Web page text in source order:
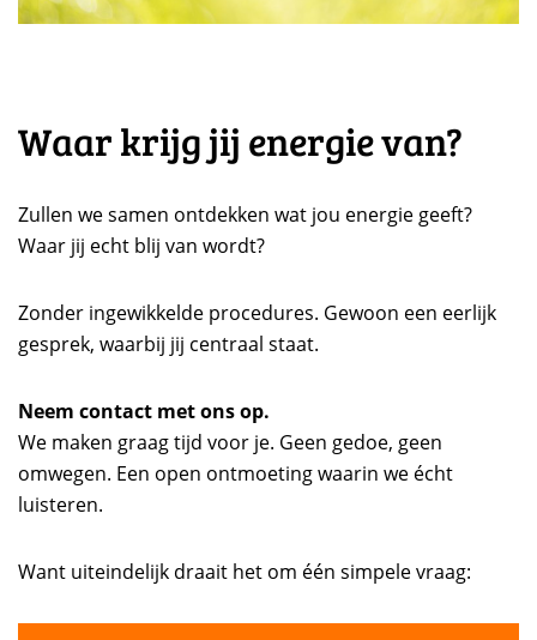
Waar krijg jij energie van?
Zullen we samen ontdekken wat jou energie geeft?
Waar jij echt blij van wordt?
Zonder ingewikkelde procedures. Gewoon een eerlijk
gesprek, waarbij jij centraal staat.
Neem contact met ons op.
We maken graag tijd voor je. Geen gedoe, geen
omwegen. Een open ontmoeting waarin we écht
luisteren.
Want uiteindelijk draait het om één simpele vraag: